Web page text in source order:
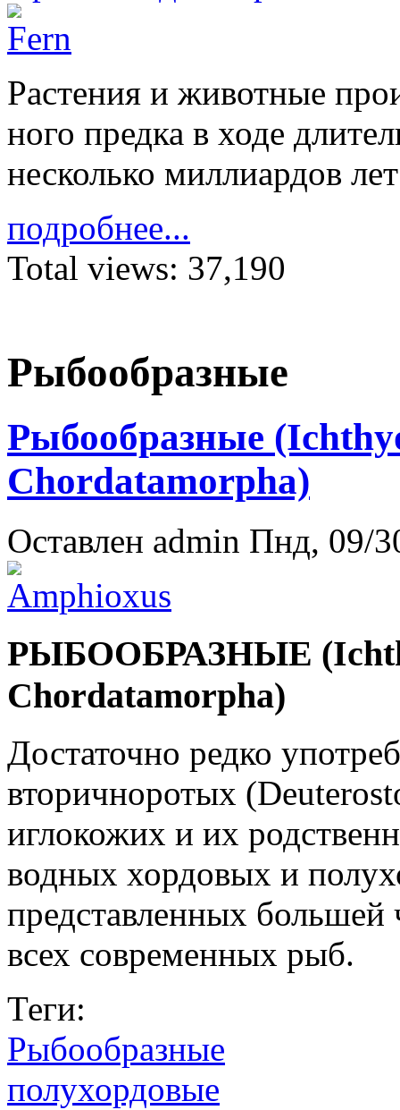
Расте­ния и жи­вотные
ного предка в ходе
не­сколько милли­ар­дов
подробнее...
Total views: 37,190
Рыбообразные
Рыбообразные
Chordatamorpha)
Оставлен admin Пнд, 09/
РЫБООБРАЗНЫЕ
Chordatamorpha)
Достаточно редко
вторичноротых
иглокожих и их
водных хордовых и
представленных
всех современных рыб.
Теги:
Рыбообразные
полухордовые